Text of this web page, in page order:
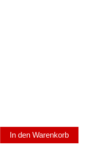
In den Warenkorb